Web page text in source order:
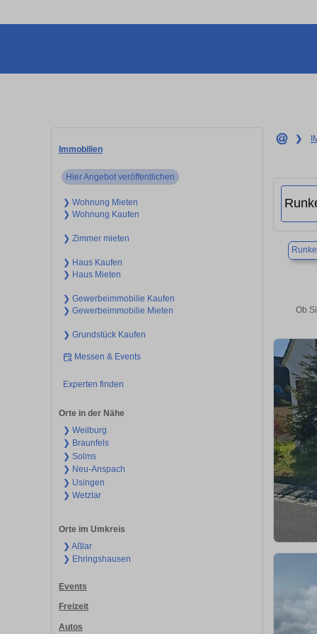
Immobilien
Hier Angebot veröffentlichen
❯ Wohnung Mieten
❯ Wohnung Kaufen
❯ Zimmer mieten
❯ Haus Kaufen
❯ Haus Mieten
❯ Gewerbeimmobilie Kaufen
❯ Gewerbeimmobilie Mieten
❯ Grundstück Kaufen
Messen & Events
Experten finden
Orte in der Nähe
❯ Weilburg
❯ Braunfels
❯ Solms
❯ Neu-Anspach
❯ Usingen
❯ Wetzlar
Orte im Umkreis
❯ Aßlar
❯ Ehringshausen
Events
Freizeit
Autos
❯
Ob